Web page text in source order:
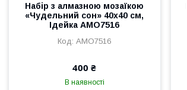
Набір з алмазною мозаїкою
«Чудельний сон» 40х40 см,
Ідейка AMO7516
AMO7516
400 ₴
В наявності